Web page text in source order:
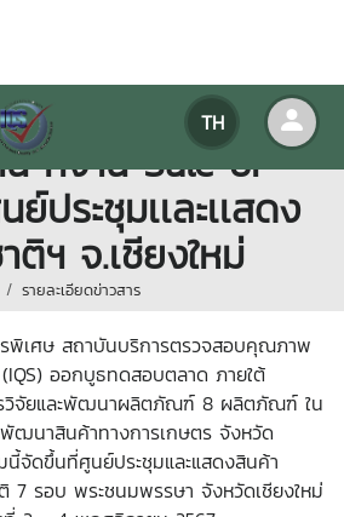
TH
สอบตลาดสินค้า
น ที่งาน Sale of
ประชุมเเละเเสดง
ติฯ จ.เชียงใหม่
รายละเอียดข่าวสาร
รพิเศษ สถาบันบริการตรวจสอบคุณภาพ
ออกบูธทดสอบตลาด ภายใต้
รวิจัยและพัฒนาผลิตภัณฑ์ 8 ผลิตภัณฑ์ ใน
ฒนาสินค้าทางการเกษตร จังหวัด
จัดขึ้นที่ศูนย์ประชุมและแสดงสินค้า
7 รอบ พระชนมพรรษา จังหวัดเชียงใหม่